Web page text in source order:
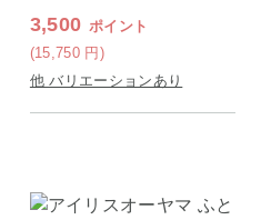
3,500 ポイント
(15,750 円)
他 バリエーションあり